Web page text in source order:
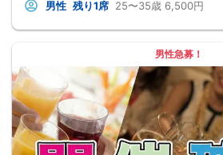
男性 残り1席 25〜35歳 6,500円
男性急募！